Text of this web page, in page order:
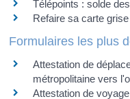
Télépoints : solde
Refaire sa carte
Formulaires les plus
Attestation de
métropolitaine vers
Attestation de